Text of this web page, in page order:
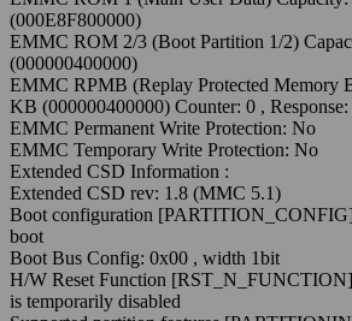
(000E8F800000)
EMMC ROM 2/3 (Boot Partition 1/2)
(000000400000)
EMMC RPMB (Replay Protected Memory
KB (000000400000) Counter: 0 , Response:
EMMC Permanent Write Protection: No
EMMC Temporary Write Protection: No
Extended CSD Information :
Extended CSD rev: 1.8 (MMC 5.1)
Boot configuration
boot
Boot Bus Config: 0x00 , width 1bit
H/W Reset Function
is temporarily disabled